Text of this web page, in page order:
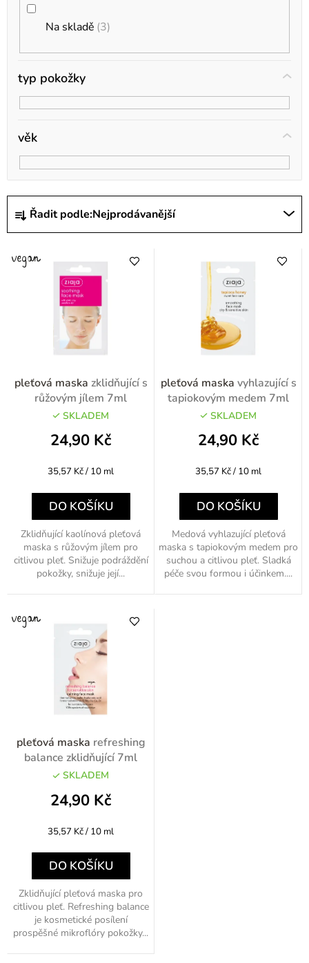
Ř
a
e
o
Řadit podle:Nejprodávanější
Na skladě 3
typ pokožky
věk
pleťová maska zklidňující s
růžovým jílem 7ml
SKLADEM
24,90 Kč
Měrná
35,57 Kč / 10 ml
DO KOŠÍKU
Zklidňující kaolínová pleťová
maska s růžovým jílem pro
citlivou pleť. Snižuje podráždění
pokožky, snižuje její...
pleťová maska vyhlazující s
tapiokovým medem 7ml
SKLADEM
24,90 Kč
Měrná
35,57 Kč / 10 ml
DO KOŠÍKU
Medová vyhlazující pleťová
maska s tapiokovým medem pro
suchou a citlivou pleť. Sladká
péče svou formou i účinkem....
pleťová maska refreshing
balance zklidňující 7ml
SKLADEM
24,90 Kč
Měrná
35,57 Kč / 10 ml
DO KOŠÍKU
Zklidňující pleťová maska pro
citlivou pleť. Refreshing balance
je kosmetické posílení
prospěšné mikroflóry pokožky...